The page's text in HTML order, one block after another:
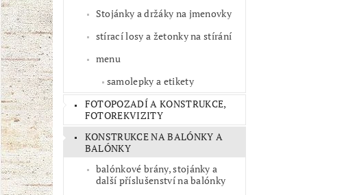
Stojánky a držáky na jmenovky
stírací losy a žetonky na stírání
menu
samolepky a etikety
FOTOPOZADÍ A KONSTRUKCE,
FOTOREKVIZITY
KONSTRUKCE NA BALÓNKY A
BALÓNKY
balónkové brány, stojánky a
další příslušenství na balónky